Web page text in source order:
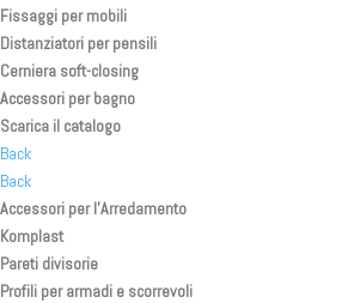
Fissaggi per mobili
Distanziatori per pensili
Cerniera soft-closing
Accessori per bagno
Scarica il catalogo
Back
Back
Accessori per l’Arredamento
Komplast
Pareti divisorie
Profili per armadi e scorrevoli